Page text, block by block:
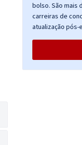
bolso. São mais
carreiras de
atualização pós-